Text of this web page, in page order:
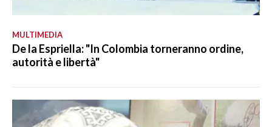
MULTIMEDIA
De la Espriella: "In Colombia torneranno ordine,
autorità e libertà"